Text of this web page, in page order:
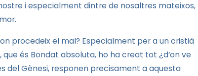
i especialment dintre de nosaltres mateixos,
procedeix el mal? Especialment per a un cristià
és Bondat absoluta, ho ha creat tot ¿d’on ve
del Gènesi, responen precisament a aquesta